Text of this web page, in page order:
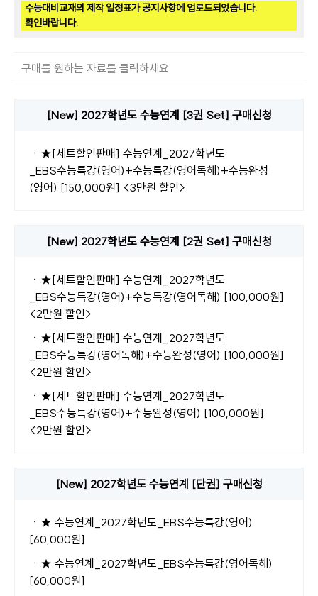
수능대비교재의 제작 일정표가 공지사항에 업로드되었습니다.
확인바랍니다.
구매를 원하는 자료를 클릭하세요.
[New] 2027학년도 수능연계 [3권 Set] 구매신청
ㆍ ★[세트할인판매] 수능연계_2027학년도
_EBS수능특강(영어)+수능특강(영어독해)+수능완성
(영어) [150,000원] <3만원 할인>
[New] 2027학년도 수능연계 [2권 Set] 구매신청
ㆍ ★[세트할인판매] 수능연계_2027학년도
_EBS수능특강(영어)+수능특강(영어독해) [100,000원]
<2만원 할인>
ㆍ ★[세트할인판매] 수능연계_2027학년도
_EBS수능특강(영어독해)+수능완성(영어) [100,000원]
<2만원 할인>
ㆍ ★[세트할인판매] 수능연계_2027학년도
_EBS수능특강(영어)+수능완성(영어) [100,000원]
<2만원 할인>
[New] 2027학년도 수능연계 [단권] 구매신청
ㆍ ★ 수능연계_2027학년도_EBS수능특강(영어)
[60,000원]
ㆍ ★ 수능연계_2027학년도_EBS수능특강(영어독해)
[60,000원]